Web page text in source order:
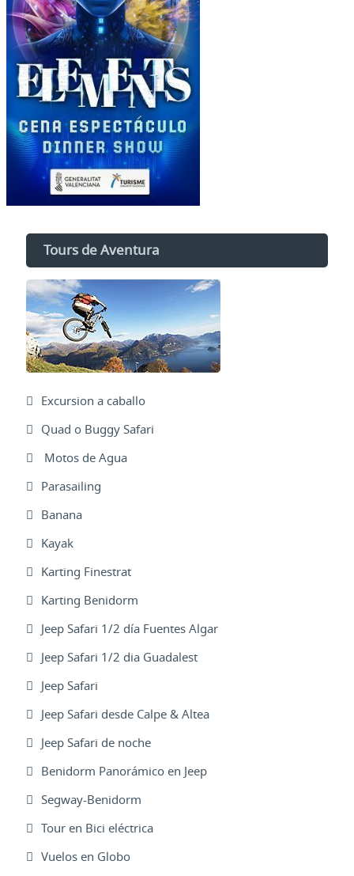
Tours de Aventura
Excursion a caballo
Quad o Buggy Safari
Motos de Agua
Parasailing
Banana
Kayak
Karting Finestrat
Karting Benidorm
Jeep Safari 1/2 día Fuentes Algar
Jeep Safari 1/2 dia Guadalest
Jeep Safari
Jeep Safari desde Calpe & Altea
Jeep Safari de noche
Benidorm Panorámico en Jeep
Segway-Benidorm
Tour en Bici eléctrica
Vuelos en Globo